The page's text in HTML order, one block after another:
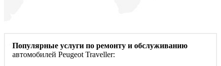
Популярные услуги по ремонту и обслуживанию
автомобилей Peugeot Traveller: